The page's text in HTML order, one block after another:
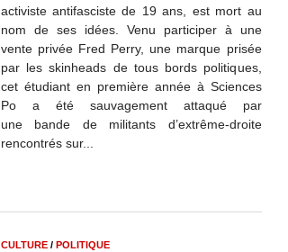
activiste antifasciste de 19 ans, est mort au
nom de ses idées. Venu participer à une
vente privée Fred Perry, une marque prisée
par les skinheads de tous bords politiques,
cet étudiant en première année à Sciences
Po a été sauvagement attaqué par
une bande de militants d’extrême-droite
rencontrés sur...
CULTURE/ POLITIQUE